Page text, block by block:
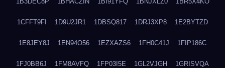
1CFFT9FI 1D9U2JR1 1DBSQ817 1DRJ3XP8 1E2BYTZD
1E8JEY8J 1EN94O56 1EZXAZS6 1FH0C41J 1FIP186C
1FJ0BB6J 1FM8AVFQ 1FP03I5E 1GL2VJGH 1GRISVQA